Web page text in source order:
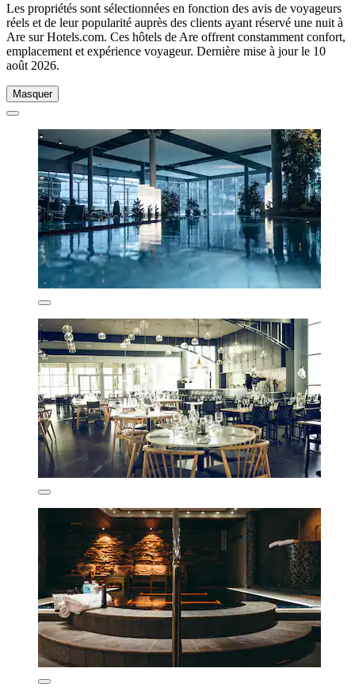
Les propriétés sont sélectionnées en fonction des avis de voyageurs
réels et de leur popularité auprès des clients ayant réservé une nuit à
Are sur Hotels.com. Ces hôtels de Are offrent constamment confort,
emplacement et expérience voyageur. Dernière mise à jour le 10
août 2026.
Masquer